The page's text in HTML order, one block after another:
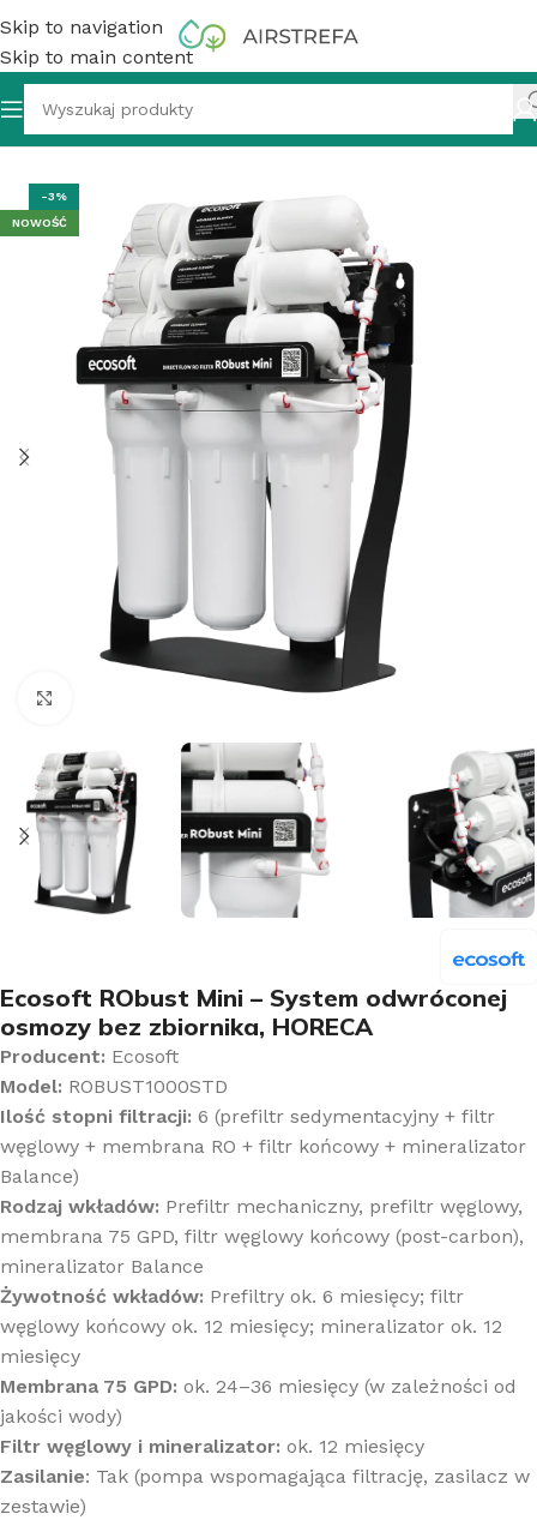
Skip to navigation
Skip to main content
– System odwróconej osmozy bez zbiornika, HORECA
-3%
NOWOŚĆ
Ecosoft RObust Mini – System odwróconej
osmozy bez zbiornika, HORECA
Producent: Ecosoft
Model: ROBUST1000STD
Ilość stopni filtracji: 6 (prefiltr sedymentacyjny + filtr
węglowy + membrana RO + filtr końcowy + mineralizator
Balance)
Rodzaj wkładów: Prefiltr mechaniczny, prefiltr węglowy,
membrana 75 GPD, filtr węglowy końcowy (post-carbon),
mineralizator Balance
Żywotność wkładów: Prefiltry ok. 6 miesięcy; filtr
węglowy końcowy ok. 12 miesięcy; mineralizator ok. 12
miesięcy
Membrana 75 GPD: ok. 24–36 miesięcy (w zależności od
jakości wody)
Filtr węglowy i mineralizator: ok. 12 miesięcy
Zasilanie: Tak (pompa wspomagająca filtrację, zasilacz w
zestawie)